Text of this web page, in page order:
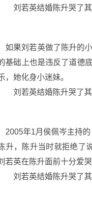
如果刘若英做了陈升的
基础上也是违反了道德
，她化身小迷妹。
2005年1月侯佩岑主持
升，陈升当时就拒绝了
若英在陈升面前十分爱